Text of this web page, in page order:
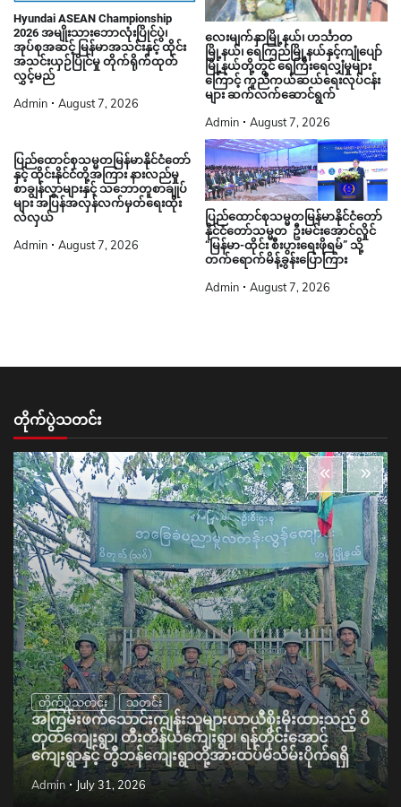
Hyundai ASEAN Championship
2026 အမျိုးသားဘောလုံးပြိုင်ပွဲ၊
အုပ်စုအဆင့် မြန်မာအသင်းနှင့် ထိုင်း
အသင်းယှဉ်ပြိုင်မှု တိုက်ရိုက်ထုတ်
လွှင့်မည်
Admin August 7, 2026
လေးမျက်နှာမြို့နယ်၊ ဟင်္သာတ
မြို့နယ်၊ ရေကြည်မြို့နယ်နှင့်ကျုံပျော်
မြို့နယ်တို့တွင် ရေကြီးရေလျှံမှုများ
ကြောင့် ကူညီကယ်ဆယ်ရေးလုပ်ငန်း
များ ဆက်လက်ဆောင်ရွက်
Admin August 7, 2026
ပြည်ထောင်စုသမ္မတမြန်မာနိုင်ငံတော်
နှင့် ထိုင်းနိုင်ငံတို့အကြား နားလည်မှု
စာချွန်လွှာများနှင့် သဘောတူစာချုပ်
များ အပြန်အလှန်လက်မှတ်ရေးထိုး
လဲလှယ်
Admin August 7, 2026
ပြည်ထောင်စုသမ္မတမြန်မာနိုင်ငံတော်
နိုင်ငံတော်သမ္မတ ဦးမင်းအောင်လှိုင်
“မြန်မာ-ထိုင်း စီးပွားရေးဖိုရမ်” သို့
တက်ရောက်မိန့်ခွန်းပြောကြား
Admin August 7, 2026
တိုက်ပွဲသတင်း
တိုက်ပွဲသတင်း သတင်း
အကြမ်းဖက်သောင်းကျန်းသူများယာယီစိုးမိုးထားသည့် ဝိ
တုတ်ကျေးရွာ၊ တီးတိန်ယံကျေးရွာ၊ ရန်တိုင်းအောင်
ကျေးရွာနှင့် တွီဘန်ကျေးရွာတို့အားထပ်မံသိမ်းပိုက်ရရှိ
Admin July 31, 2026